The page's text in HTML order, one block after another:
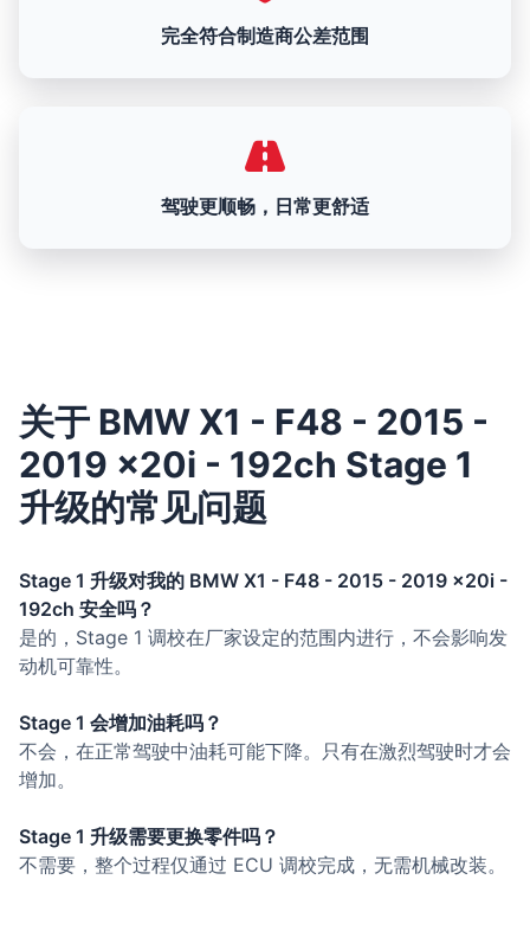
完全符合制造商公差范围
驾驶更顺畅，日常更舒适
关于 BMW X1 - F48 - 2015 -
2019 x20i - 192ch Stage 1
升级的常见问题
Stage 1 升级对我的 BMW X1 - F48 - 2015 - 2019 x20i -
192ch 安全吗？
是的，Stage 1 调校在厂家设定的范围内进行，不会影响发
动机可靠性。
Stage 1 会增加油耗吗？
不会，在正常驾驶中油耗可能下降。只有在激烈驾驶时才会
增加。
Stage 1 升级需要更换零件吗？
不需要，整个过程仅通过 ECU 调校完成，无需机械改装。